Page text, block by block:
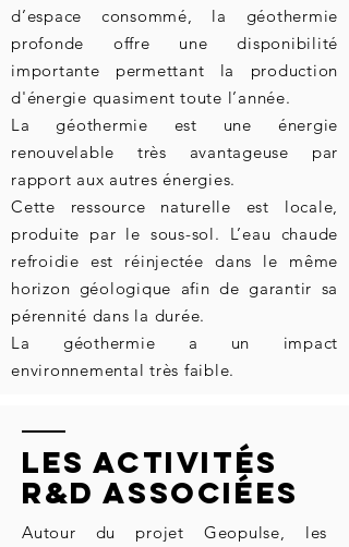
d’espace consommé, la géothermie
profonde offre une disponibilité
importante permettant la production
d'énergie quasiment toute l’année.
La géothermie est une énergie
renouvelable très avantageuse par
rapport aux autres énergies.
Cette ressource naturelle est locale,
produite par le sous-sol. L’eau chaude
refroidie est réinjectée dans le même
horizon géologique afin de garantir sa
pérennité dans la durée.
La géothermie a un impact
environnemental très faible.
Les Activités
R&D associées
Autour du projet Geopulse, les